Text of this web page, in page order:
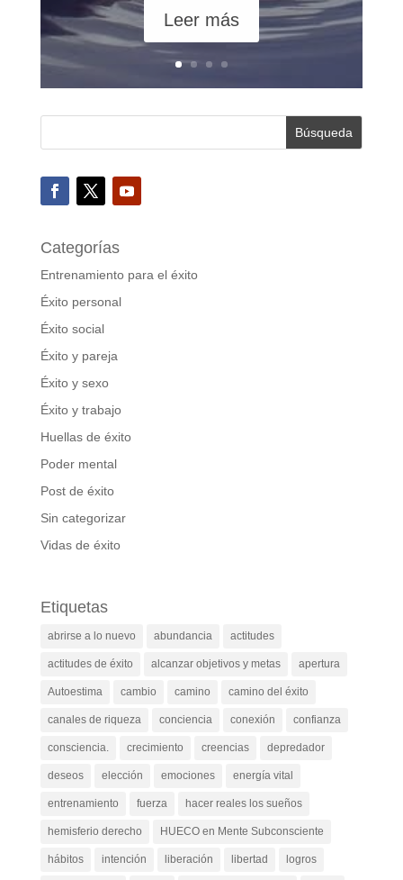
Leer más
Categorías
Entrenamiento para el éxito
Éxito personal
Éxito social
Éxito y pareja
Éxito y sexo
Éxito y trabajo
Huellas de éxito
Poder mental
Post de éxito
Sin categorizar
Vidas de éxito
Etiquetas
abrirse a lo nuevo abundancia actitudes
actitudes de éxito alcanzar objetivos y metas apertura
Autoestima cambio camino camino del éxito
canales de riqueza conciencia conexión confianza
consciencia. crecimiento creencias depredador
deseos elección emociones energía vital
entrenamiento fuerza hacer reales los sueños
hemisferio derecho HUECO en Mente Subconsciente
hábitos intención liberación libertad logros